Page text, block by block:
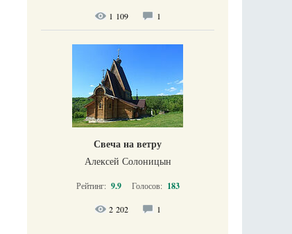
1 109 1
Свеча на ветру
Алексей Солоницын
Рейтинг: 9.9 Голосов: 183
2 202 1